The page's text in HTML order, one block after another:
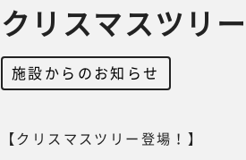
クリスマスツリ
施設からのお知らせ
【クリスマスツリー登場！】